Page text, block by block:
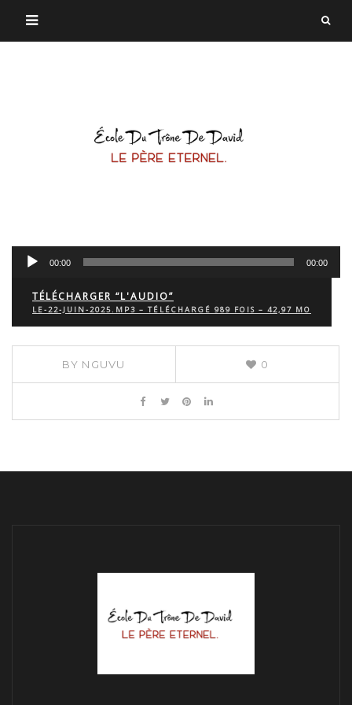
Lecteur 00:00 00:00
TÉLÉCHARGER “L'AUDIO”
LE-22-JUIN-2025.MP3 – TÉLÉCHARGÉ 989 FOIS – 42,97 MO
BY NGUVU 0